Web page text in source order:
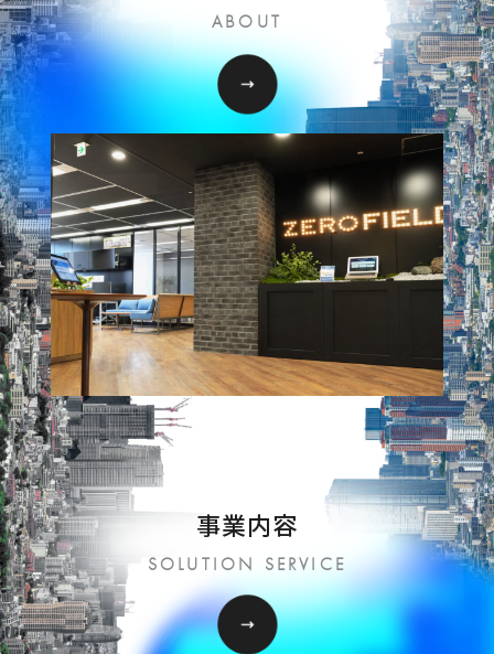
ABOUT
事業内容
SOLUTION SERVICE